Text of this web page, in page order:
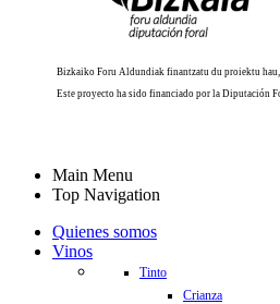
Bizkaiko Foru Aldundiak finantzatu du proiektu hau,
Este proyecto ha sido financiado por la Diputación
Main Menu
Top Navigation
Quienes somos
Vinos
Tinto
Crianza